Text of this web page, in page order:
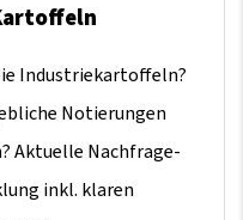
Industriekartoffeln?
Notierungen
Aktuelle Nachfrage-
inkl. klaren